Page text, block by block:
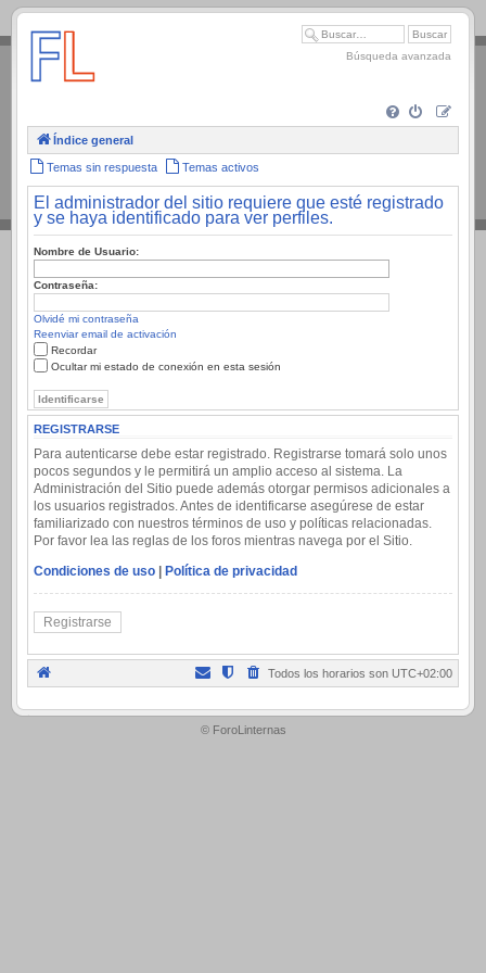
.
Búsqueda avanzada
Índice general
Temas sin respuesta Temas activos
El administrador del sitio requiere que esté registrado
y se haya identificado para ver perfiles.
Nombre de Usuario:
Contraseña:
Olvidé mi contraseña
Reenviar email de activación
Recordar
Ocultar mi estado de conexión en esta sesión
REGISTRARSE
Para autenticarse debe estar registrado. Registrarse tomará solo unos
pocos segundos y le permitirá un amplio acceso al sistema. La
Administración del Sitio puede además otorgar permisos adicionales a
los usuarios registrados. Antes de identificarse asegúrese de estar
familiarizado con nuestros términos de uso y políticas relacionadas.
Por favor lea las reglas de los foros mientras navega por el Sitio.
Condiciones de uso | Política de privacidad
Registrarse
Todos los horarios son UTC+02:00
.
© ForoLinternas